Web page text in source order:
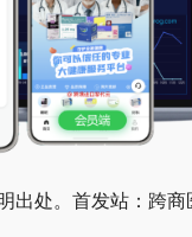
出处。首发站：跨商